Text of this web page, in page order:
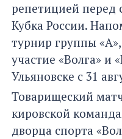
репетицией перед
Кубка России.
турнир группы
участие «Волга» и
Ульяновске с 31
Товарищеский
кировской
дворца спорта